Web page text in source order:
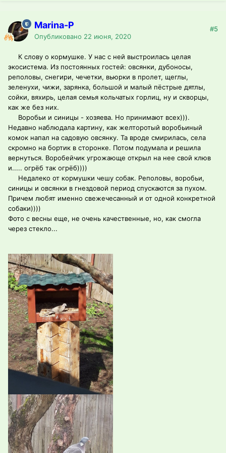
Marina-P
Опубликовано 22 июня, 2020
#5
К слову о кормушке. У нас с ней выстроилась целая
экосистема. Из постоянных гостей: овсянки, дубоносы,
реполовы, снегири, чечетки, вьюрки в пролет, щеглы,
зеленухи, чижи, зарянка, большой и малый пёстрые дятлы,
сойки, вяхирь, целая семья кольчатых горлиц, ну и скворцы,
как же без них.
Воробьи и синицы - хозяева. Но принимают всех))).
Недавно наблюдала картину, как желторотый воробьиный
комок напал на садовую овсянку. Та вроде смирилась, села
скромно на бортик в сторонке. Потом подумала и решила
вернуться. Воробейчик угрожающе открыл на нее свой клюв
и..... огрёб так огрёб))))
Недалеко от кормушки чешу собак. Реполовы, воробьи,
синицы и овсянки в гнездовой период спускаются за пухом.
Причем любят именно свежечесанный и от одной конкретной
собаки))))
Фото с весны еще, не очень качественные, но, как смогла
через стекло...